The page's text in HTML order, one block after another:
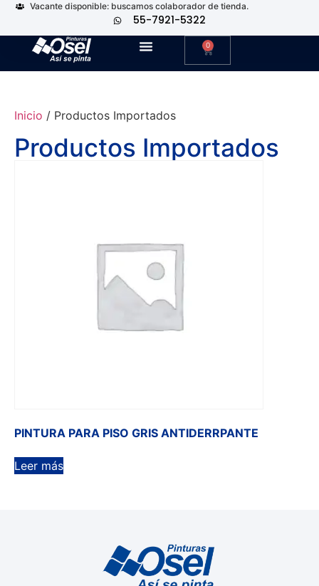
Vacante disponible: buscamos colaborador de tienda.
55-7921-5322
0
Inicio / Productos Importados
Productos Importados
PINTURA PARA PISO GRIS ANTIDERRPANTE
Leer más